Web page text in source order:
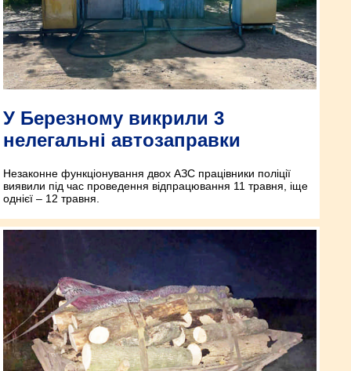
У Березному викрили 3
нелегальні автозаправки
Незаконне функціонування двох АЗС працівники поліції
виявили під час проведення відпрацювання 11 травня, іще
однієї – 12 травня.